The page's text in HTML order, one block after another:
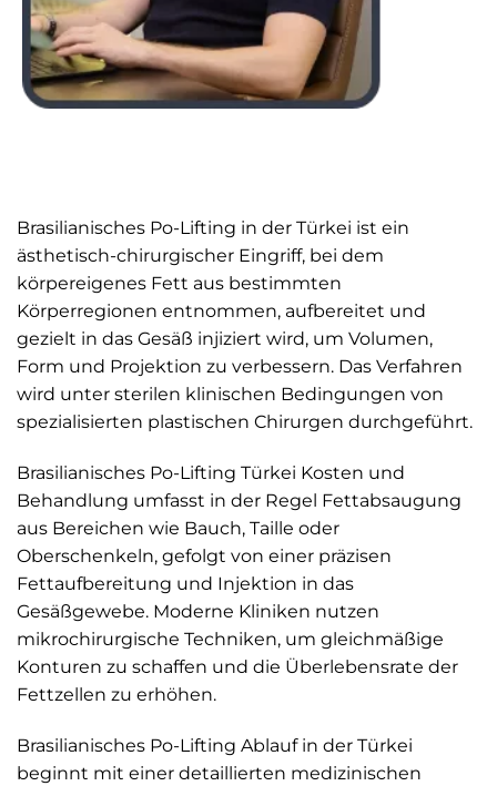
Brasilianisches Po-Lifting in der Türkei ist ein
ästhetisch-chirurgischer Eingriff, bei dem
körpereigenes Fett aus bestimmten
Körperregionen entnommen, aufbereitet und
gezielt in das Gesäß injiziert wird, um Volumen,
Form und Projektion zu verbessern. Das Verfahren
wird unter sterilen klinischen Bedingungen von
spezialisierten plastischen Chirurgen durchgeführt.
Brasilianisches Po-Lifting Türkei Kosten und
Behandlung umfasst in der Regel Fettabsaugung
aus Bereichen wie Bauch, Taille oder
Oberschenkeln, gefolgt von einer präzisen
Fettaufbereitung und Injektion in das
Gesäßgewebe. Moderne Kliniken nutzen
mikrochirurgische Techniken, um gleichmäßige
Konturen zu schaffen und die Überlebensrate der
Fettzellen zu erhöhen.
Brasilianisches Po-Lifting Ablauf in der Türkei
beginnt mit einer detaillierten medizinischen